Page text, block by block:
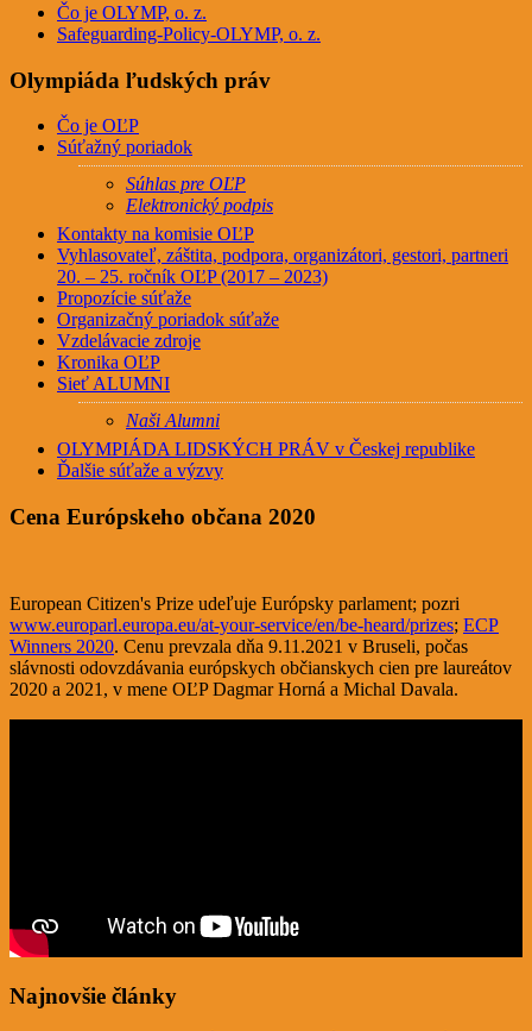
Čo je OLYMP, o. z.
Safeguarding-Policy-OLYMP, o. z.
Olympiáda ľudských práv
Čo je OĽP
Súťažný poriadok
Súhlas pre OĽP
Elektronický podpis
Kontakty na komisie OĽP
Vyhlasovateľ, záštita, podpora, organizátori, gestori, partneri
20. – 25. ročník OĽP (2017 – 2023)
Propozície súťaže
Organizačný poriadok súťaže
Vzdelávacie zdroje
Kronika OĽP
Sieť ALUMNI
Naši Alumni
OLYMPIÁDA LIDSKÝCH PRÁV v Českej republike
Ďalšie súťaže a výzvy
Cena Európskeho občana 2020
European Citizen's Prize udeľuje Európsky parlament; pozri
www.europarl.europa.eu/at-your-service/en/be-heard/prizes; ECP
Winners 2020. Cenu prevzala dňa 9.11.2021 v Bruseli, počas
slávnosti odovzdávania európskych občianskych cien pre laureátov
2020 a 2021, v mene OĽP Dagmar Horná a Michal Davala.
Najnovšie články